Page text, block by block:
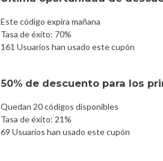
Este código expira mañana
Tasa de éxito: 70%
161 Usuarios han usado este cupón
50% de descuento para los
Quedan 20 códigos disponibles
Tasa de éxito: 21%
69 Usuarios han usado este cupón